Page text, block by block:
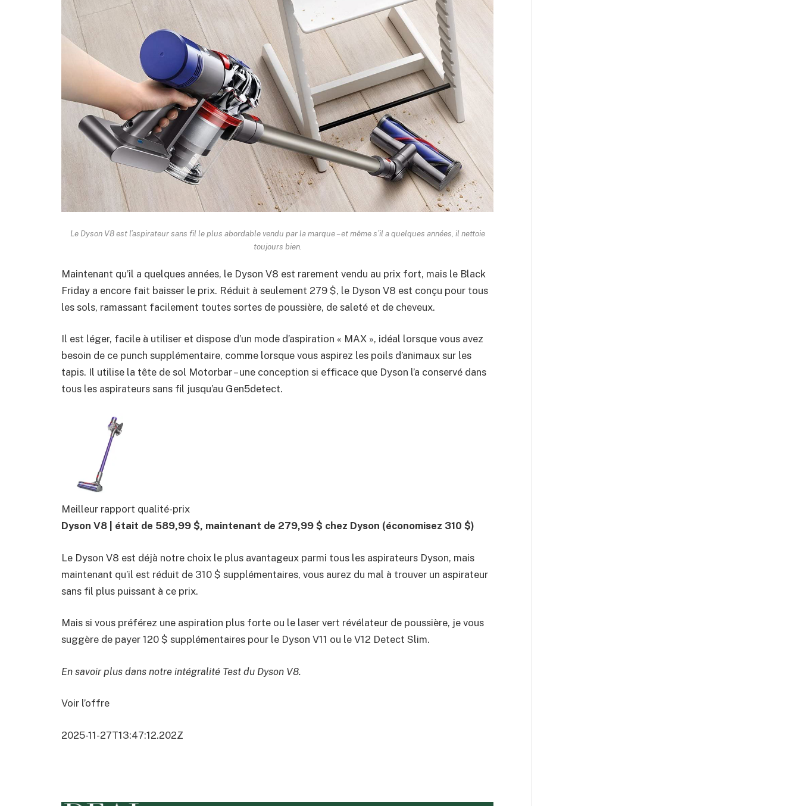
Le Dyson V8 est l’aspirateur sans fil le plus abordable vendu par la marque – et même s’il a quelques années, il nettoie
toujours bien.
Maintenant qu’il a quelques années, le Dyson V8 est rarement vendu au prix fort, mais le Black
Friday a encore fait baisser le prix. Réduit à seulement 279 $, le Dyson V8 est conçu pour tous
les sols, ramassant facilement toutes sortes de poussière, de saleté et de cheveux.
Il est léger, facile à utiliser et dispose d’un mode d’aspiration « MAX », idéal lorsque vous avez
besoin de ce punch supplémentaire, comme lorsque vous aspirez les poils d’animaux sur les
tapis. Il utilise la tête de sol Motorbar – une conception si efficace que Dyson l’a conservé dans
tous les aspirateurs sans fil jusqu’au Gen5detect.
Meilleur rapport qualité-prix
Dyson V8 | était de 589,99 $, maintenant de 279,99 $ chez Dyson (économisez 310 $)
Le Dyson V8 est déjà notre choix le plus avantageux parmi tous les aspirateurs Dyson, mais
maintenant qu’il est réduit de 310 $ supplémentaires, vous aurez du mal à trouver un aspirateur
sans fil plus puissant à ce prix.
Mais si vous préférez une aspiration plus forte ou le laser vert révélateur de poussière, je vous
suggère de payer 120 $ supplémentaires pour le Dyson V11 ou le V12 Detect Slim.
En savoir plus dans notre intégralité Test du Dyson V8.
Voir l’offre
2025-11-27T13:47:12.202Z